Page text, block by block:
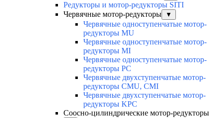
Редукторы и мотор-редукторы SITI
Червячные мотор-редукторы
▼
Червячные одноступенчатые мотор-
редукторы MU
Червячные одноступенчатые мотор-
редукторы MI
Червячные одноступенчатые мотор-
редукторы PC
Червячные двухступенчатые мотор-
редукторы CMU, CMI
Червячные двухступенчатые мотор-
редукторы KPC
Соосно-цилиндрические мотор-редукторы